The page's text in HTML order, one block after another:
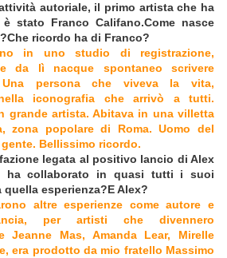
autoriale, il primo artista che ha
stato Franco Califano.Come nasce
ricordo ha di Franco?
in uno studio di registrazione,
da lì nacque spontaneo scrivere
persona che viveva la vita,
iconografia che arrivò a tutti.
grande artista. Abitava in una villetta
zona popolare di Roma. Uomo del
Bellissimo ricordo.
legata al positivo lancio di Alex
ha collaborato in quasi tutti i suoi
esperienza?E Alex?
altre esperienze come autore e
per artisti che divennero
Jeanne Mas, Amanda Lear, Mirelle
era prodotto da mio fratello Massimo